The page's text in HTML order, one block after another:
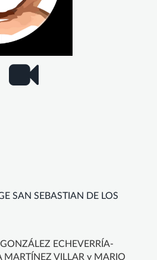
SAN SEBASTIAN DE LOS
ECHEVERRÍA-
MARTÍNEZ VILLAR y MARIO